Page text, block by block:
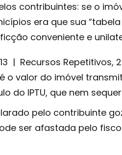
contribuintes: se o
era que sua
conveniente e
| Recursos Repetitivos,
o valor do imóvel
do IPTU, que nem
pelo contribuinte
ser afastada pelo